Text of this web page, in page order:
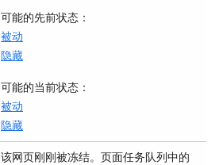
可能的先前状态 ：
被动
隐藏
可能的当前状态 ：
被动
隐藏
该网页刚刚被冻结。页面任务队列中的